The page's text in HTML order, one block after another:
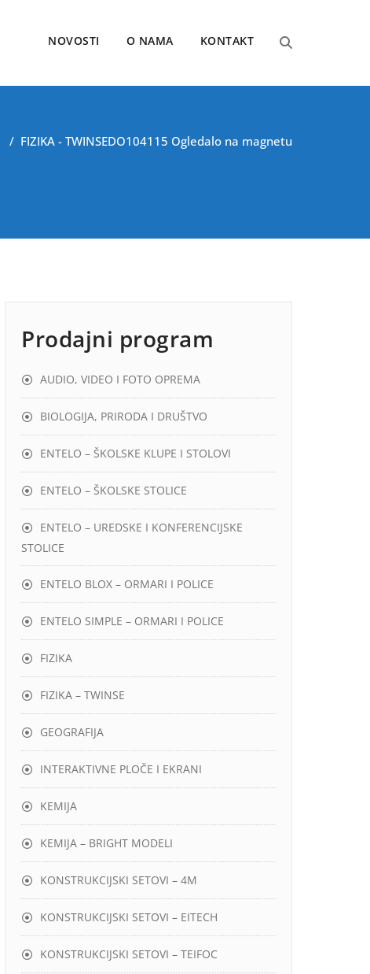
NOVOSTI O NAMA KONTAKT
/ FIZIKA - TWINSEDO104115 Ogledalo na magnetu
Prodajni program
AUDIO, VIDEO I FOTO OPREMA
BIOLOGIJA, PRIRODA I DRUŠTVO
ENTELO – ŠKOLSKE KLUPE I STOLOVI
ENTELO – ŠKOLSKE STOLICE
ENTELO – UREDSKE I KONFERENCIJSKE
STOLICE
ENTELO BLOX – ORMARI I POLICE
ENTELO SIMPLE – ORMARI I POLICE
FIZIKA
FIZIKA – TWINSE
GEOGRAFIJA
INTERAKTIVNE PLOČE I EKRANI
KEMIJA
KEMIJA – BRIGHT MODELI
KONSTRUKCIJSKI SETOVI – 4M
KONSTRUKCIJSKI SETOVI – EITECH
KONSTRUKCIJSKI SETOVI – TEIFOC